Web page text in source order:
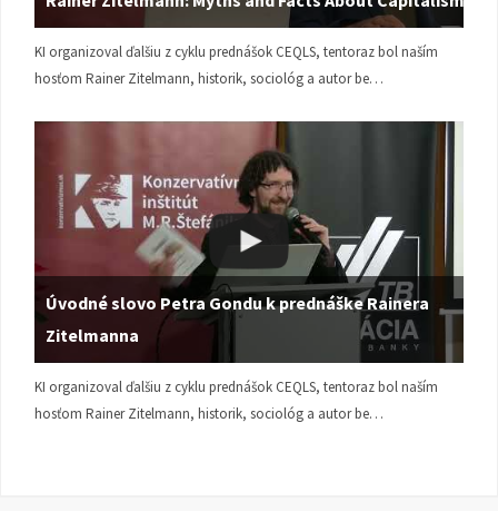
KI organizoval ďalšiu z cyklu prednášok CEQLS, tentoraz bol naším
hosťom Rainer Zitelmann, historik, sociológ a autor be…
Úvodné slovo Petra Gondu k prednáške Rainera
Zitelmanna
KI organizoval ďalšiu z cyklu prednášok CEQLS, tentoraz bol naším
hosťom Rainer Zitelmann, historik, sociológ a autor be…